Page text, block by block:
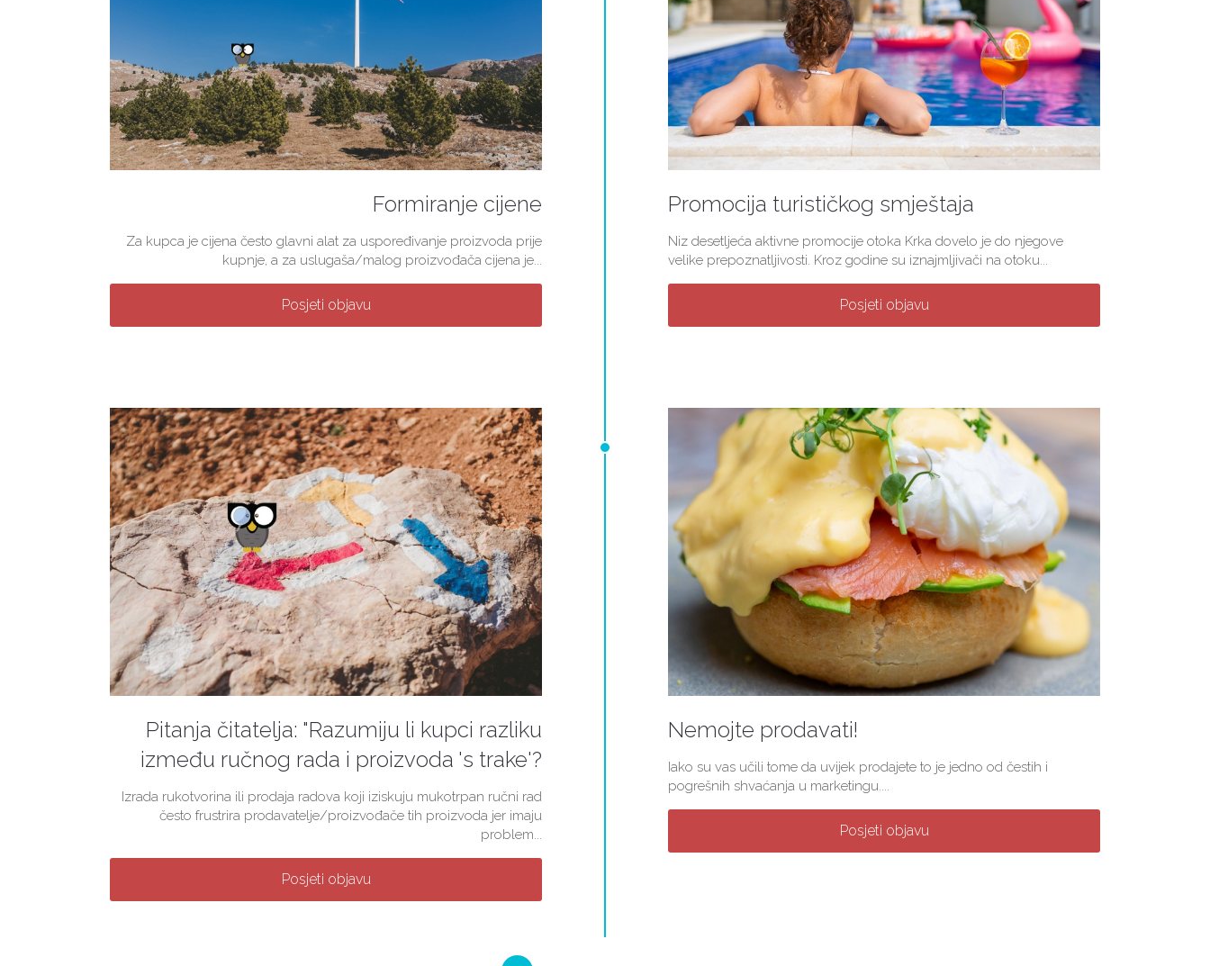
Promocija turističkog smještaja
Niz desetljeća aktivne promocije otoka Krka dovelo je do njegove
velike prepoznatljivosti. Kroz godine su iznajmljivači na otoku...
Posjeti objavu
Formiranje cijene
Za kupca je cijena često glavni alat za uspoređivanje proizvoda prije
kupnje, a za uslugaša/malog proizvođača cijena je...
Posjeti objavu
Nemojte prodavati!
Iako su vas učili tome da uvijek prodajete to je jedno od čestih i
pogrešnih shvaćanja u marketingu....
Posjeti objavu
Pitanja čitatelja: "Razumiju li kupci razliku
između ručnog rada i proizvoda 's trake'?
Izrada rukotvorina ili prodaja radova koji iziskuju mukotrpan ručni rad
često frustrira prodavatelje/proizvođače tih proizvoda jer imaju
problem...
Posjeti objavu